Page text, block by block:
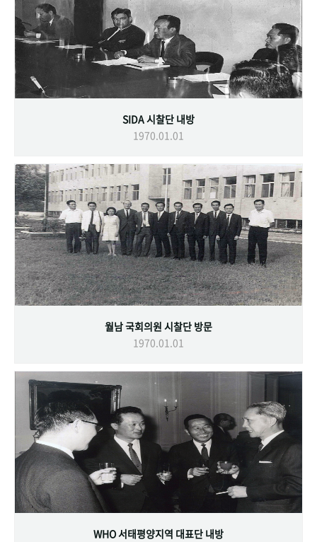
SIDA 시찰단 내방
1970.01.01
월남 국회의원 시찰단 방문
1970.01.01
WHO 서태평양지역 대표단 내방